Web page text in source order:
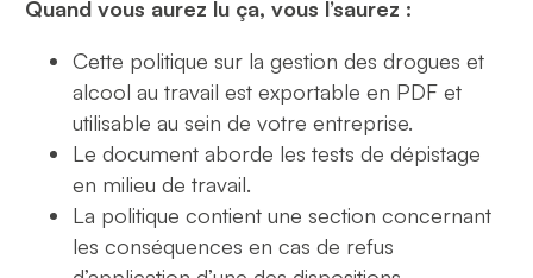
Quand vous aurez lu ça, vous l’saurez :
Cette politique sur la gestion des drogues et
alcool au travail est exportable en PDF et
utilisable au sein de votre entreprise.
Le document aborde les tests de dépistage
en milieu de travail.
La politique contient une section concernant
les conséquences en cas de refus